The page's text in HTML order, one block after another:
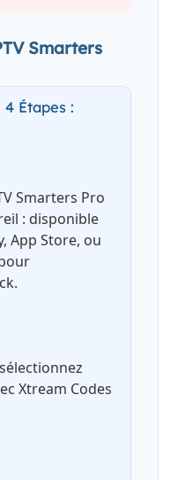
Smarters
Étapes :
Smarters Pro
: disponible
App Store, ou
Xtream Codes